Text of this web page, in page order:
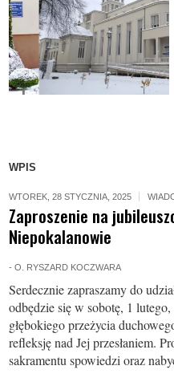
WPIS
WTOREK, 28 STYCZNIA, 2025
Zaproszenie na
Niepokalanowie
- O. RYSZARD KOCZWARA
Serdecznie zapraszamy do
odbędzie się w sobotę, 1
głębokiego przeżycia
refleksję nad Jej przesłaniem.
sakramentu spowiedzi oraz